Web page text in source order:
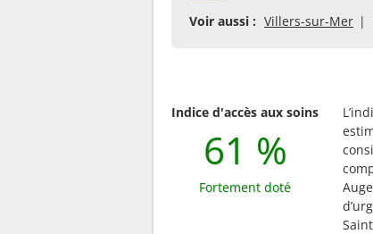
Voir aussi : Villers-sur-Mer
Indice d'accès aux soins
61 %
Fortement doté